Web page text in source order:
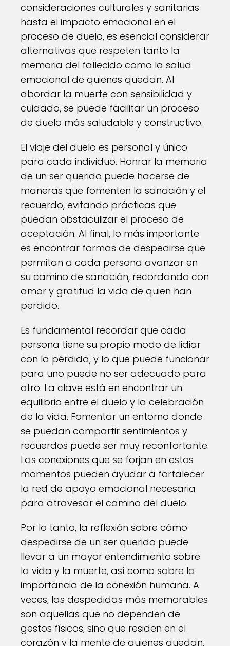
consideraciones culturales y sanitarias
hasta el impacto emocional en el
proceso de duelo, es esencial considerar
alternativas que respeten tanto la
memoria del fallecido como la salud
emocional de quienes quedan. Al
abordar la muerte con sensibilidad y
cuidado, se puede facilitar un proceso
de duelo más saludable y constructivo.
El viaje del duelo es personal y único
para cada individuo. Honrar la memoria
de un ser querido puede hacerse de
maneras que fomenten la sanación y el
recuerdo, evitando prácticas que
puedan obstaculizar el proceso de
aceptación. Al final, lo más importante
es encontrar formas de despedirse que
permitan a cada persona avanzar en
su camino de sanación, recordando con
amor y gratitud la vida de quien han
perdido.
Es fundamental recordar que cada
persona tiene su propio modo de lidiar
con la pérdida, y lo que puede funcionar
para uno puede no ser adecuado para
otro. La clave está en encontrar un
equilibrio entre el duelo y la celebración
de la vida. Fomentar un entorno donde
se puedan compartir sentimientos y
recuerdos puede ser muy reconfortante.
Las conexiones que se forjan en estos
momentos pueden ayudar a fortalecer
la red de apoyo emocional necesaria
para atravesar el camino del duelo.
Por lo tanto, la reflexión sobre cómo
despedirse de un ser querido puede
llevar a un mayor entendimiento sobre
la vida y la muerte, así como sobre la
importancia de la conexión humana. A
veces, las despedidas más memorables
son aquellas que no dependen de
gestos físicos, sino que residen en el
corazón y la mente de quienes quedan.